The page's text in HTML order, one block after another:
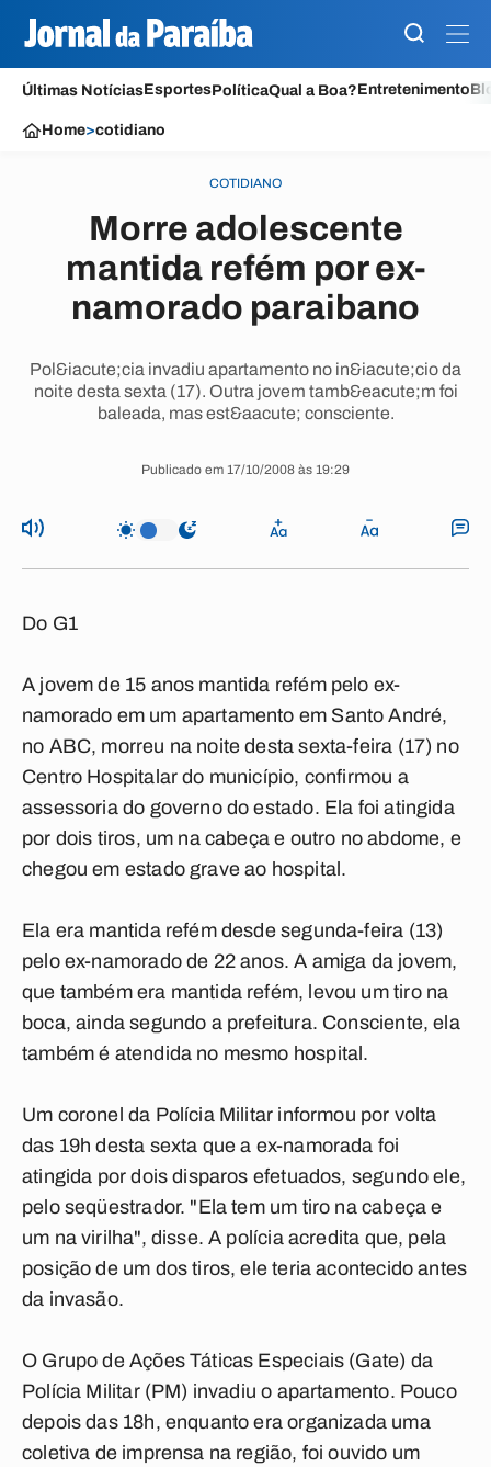
Últimas NotíciasEsportesPolíticaQual a Boa?Entretenimento
Home>cotidiano
COTIDIANO
Morre adolescente
mantida refém por ex-
namorado paraibano
Pol&iacute;cia invadiu apartamento no in&iacute;cio da
noite desta sexta (17). Outra jovem tamb&eacute;m foi
baleada, mas est&aacute; consciente.
Publicado em 17/10/2008 às 19:29
Do G1
A jovem de 15 anos mantida refém pelo ex-
namorado em um apartamento em Santo André,
no ABC, morreu na noite desta sexta-feira (17) no
Centro Hospitalar do município, confirmou a
assessoria do governo do estado. Ela foi atingida
por dois tiros, um na cabeça e outro no abdome, e
chegou em estado grave ao hospital.
Ela era mantida refém desde segunda-feira (13)
pelo ex-namorado de 22 anos. A amiga da jovem,
que também era mantida refém, levou um tiro na
boca, ainda segundo a prefeitura. Consciente, ela
também é atendida no mesmo hospital.
Um coronel da Polícia Militar informou por volta
das 19h desta sexta que a ex-namorada foi
atingida por dois disparos efetuados, segundo ele,
pelo seqüestrador. "Ela tem um tiro na cabeça e
um na virilha", disse. A polícia acredita que, pela
posição de um dos tiros, ele teria acontecido antes
da invasão.
O Grupo de Ações Táticas Especiais (Gate) da
Polícia Militar (PM) invadiu o apartamento. Pouco
depois das 18h, enquanto era organizada uma
coletiva de imprensa na região, foi ouvido um